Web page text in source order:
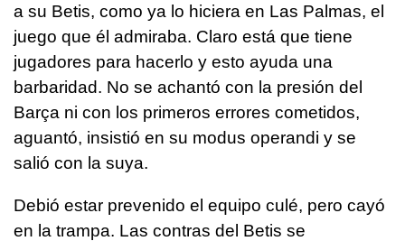
a su Betis, como ya lo hiciera en Las Palmas, el
juego que él admiraba. Claro está que tiene
jugadores para hacerlo y esto ayuda una
barbaridad. No se achantó con la presión del
Barça ni con los primeros errores cometidos,
aguantó, insistió en su modus operandi y se
salió con la suya.
Debió estar prevenido el equipo culé, pero cayó
en la trampa. Las contras del Betis se